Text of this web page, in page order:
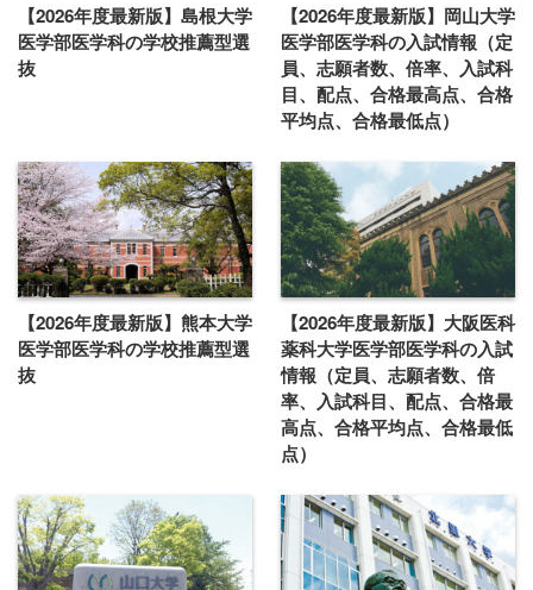
【2026年度最新版】島根大学
医学部医学科の学校推薦型選
抜
【2026年度最新版】岡山大学
医学部医学科の入試情報（定
員、志願者数、倍率、入試科
目、配点、合格最高点、合格
平均点、合格最低点）
【2026年度最新版】熊本大学
医学部医学科の学校推薦型選
抜
【2026年度最新版】大阪医科
薬科大学医学部医学科の入試
情報（定員、志願者数、倍
率、入試科目、配点、合格最
高点、合格平均点、合格最低
点）